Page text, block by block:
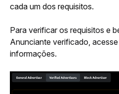
cada um dos requisitos.
Para verificar os requisitos e
Anunciante verificado, acesse
informações.